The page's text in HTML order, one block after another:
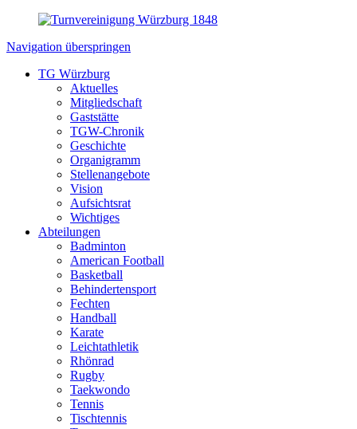
Navigation überspringen
TG Würzburg
Aktuelles
Mitgliedschaft
Gaststätte
TGW-Chronik
Geschichte
Organigramm
Stellenangebote
Vision
Aufsichtsrat
Wichtiges
Abteilungen
Badminton
American Football
Basketball
Behindertensport
Fechten
Handball
Karate
Leichtathletik
Rhönrad
Rugby
Taekwondo
Tennis
Tischtennis